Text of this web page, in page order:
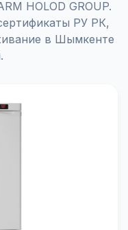
HOLOD GROUP.
РУ РК,
в Шымкенте